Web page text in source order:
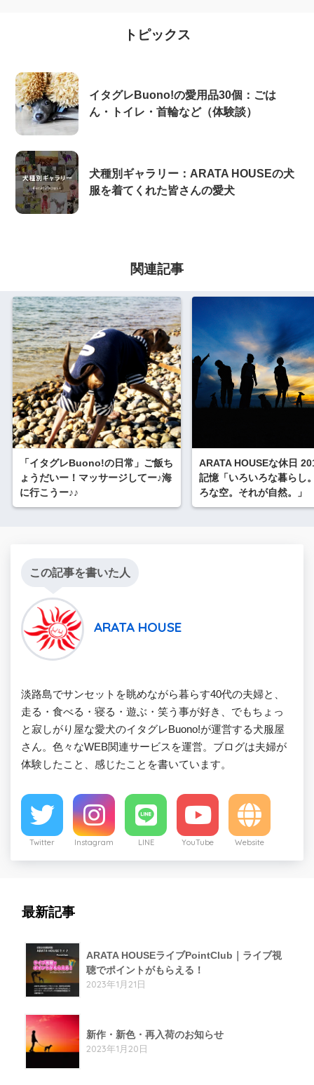
トピックス
イタグレBuono!の愛用品30個：ごは
ん・トイレ・首輪など（体験談）
犬種別ギャラリー：ARATA HOUSEの犬
服を着てくれた皆さんの愛犬
関連記事
「イタグレBuono!の日常」ご飯ち
ょうだいー！マッサージしてー♪海
に行こうー♪♪
ARATA HOUSEな休日
記憶「いろいろな暮らし
ろな空。それが自然。」
この記事を書いた人
ARATA HOUSE
淡路島でサンセットを眺めながら暮らす40代の夫婦と、
走る・食べる・寝る・遊ぶ・笑う事が好き、でもちょっ
と寂しがり屋な愛犬のイタグレBuono!が運営する犬服屋
さん。色々なWEB関連サービスを運営。ブログは夫婦が
体験したこと、感じたことを書いています。
Twitter Instagram LINE YouTube Website
最新記事
ARATA HOUSEライブPointClub｜ライブ視
聴でポイントがもらえる！
2023年1月21日
新作・新色・再入荷のお知らせ
2023年1月20日